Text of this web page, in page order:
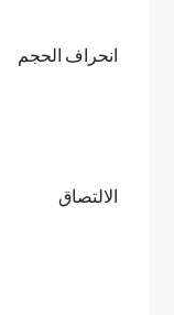
انحراف الحجم
الالتصاق